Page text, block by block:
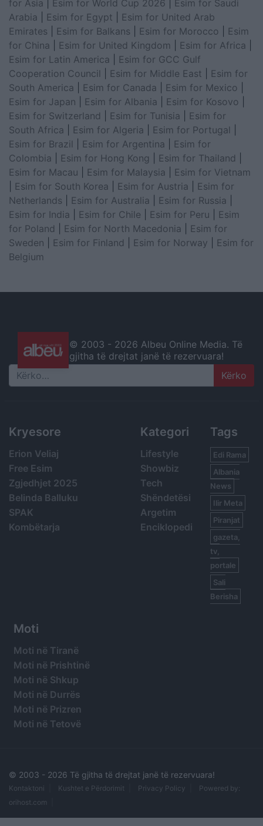
for Asia
Esim for World Cup 2026
Esim for Saudi
Arabia
Esim for Egypt
Esim for United Arab
Emirates
Esim for Balkans Esim for Morocco
Esim
for China
Esim for United Kingdom Esim for Africa
Esim for Latin America
Esim for GCC Gulf
Cooperation Council
Esim for Middle East
Esim for
South America
Esim for Canada Esim for Mexico
Esim for Japan
Esim for Albania Esim for Kosovo
Esim for Switzerland
Esim for Tunisia
Esim for
South Africa
Esim for Algeria Esim for Portugal
Esim for Brazil
Esim for Argentina
Esim for
Colombia
Esim for Hong Kong Esim for Thailand
Esim for Macau
Esim for Malaysia
Esim for Vietnam
Esim for South Korea Esim for Austria
Esim for
Netherlands
Esim for Australia Esim for Russia
Esim for India
Esim for Chile Esim for Peru
Esim
for Poland
Esim for North Macedonia
Esim for
Sweden
Esim for Finland Esim for Norway
Esim for
Belgium
© 2003 - 2026 Albeu Online Media. Të
gjitha të drejtat janë të rezervuara!
Search
Kryesore
Erion Veliaj
Free Esim
Zgjedhjet 2025
Belinda Balluku
SPAK
Kombëtarja
Kategori
Lifestyle
Showbiz
Tech
Shëndetësi
Argetim
Enciklopedi
Tags
Edi Rama
Albania
News
Ilir Meta
Piranjat
gazeta,
tv,
portale
Sali
Berisha
Moti
Moti në Tiranë
Moti në Prishtinë
Moti në Shkup
Moti në Durrës
Moti në Prizren
Moti në Tetovë
© 2003 - 2026 Të gjitha të drejtat janë të rezervuara!
Kontaktoni Kushtet e Përdorimit Privacy Policy
Powered by:
orihost.com